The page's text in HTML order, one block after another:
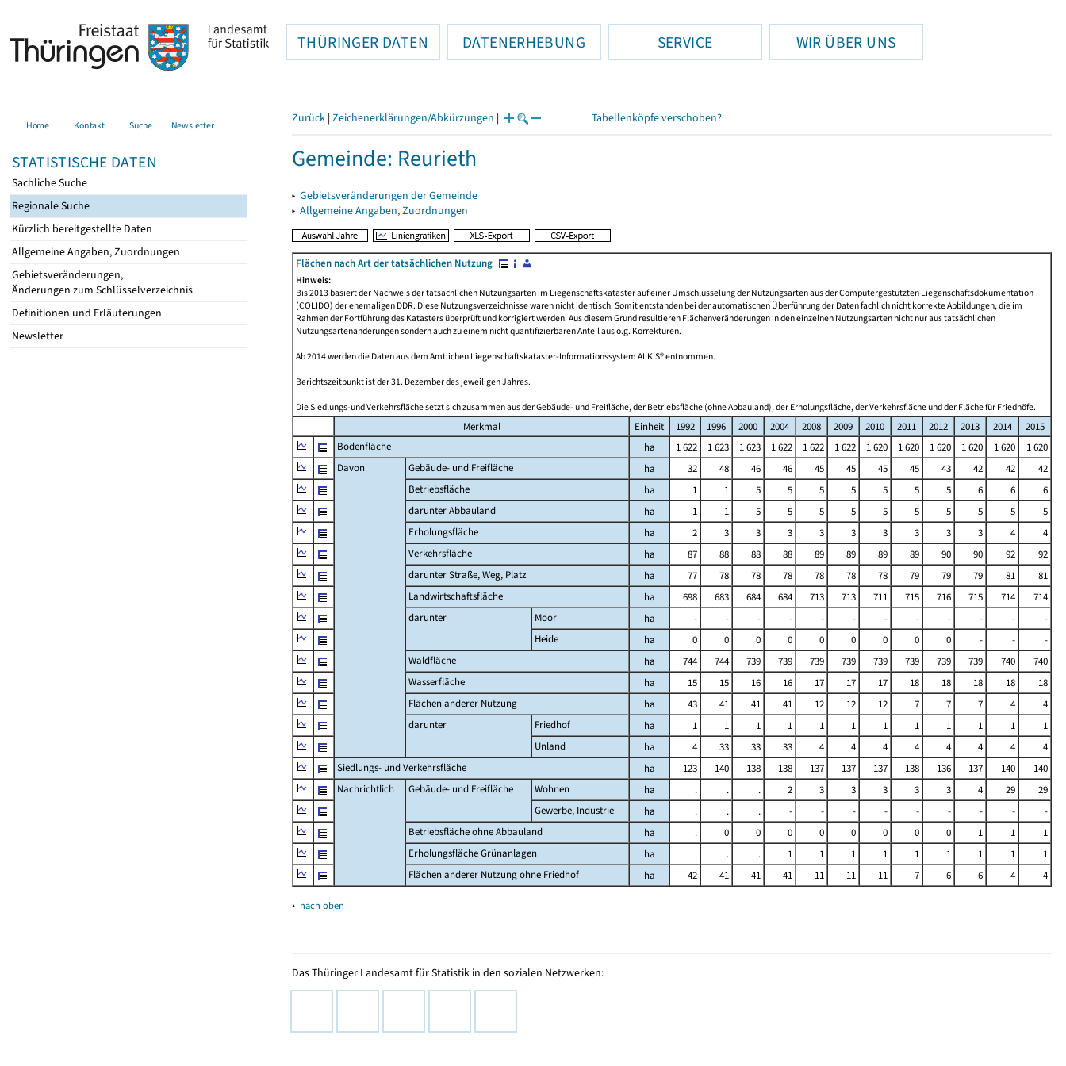
THÜRINGER DATEN DATENERHEBUNG SERVICE WIR ÜBER UNS
Home Kontakt Suche Newsletter
STATISTISCHE DATEN
Sachliche Suche
Regionale Suche
Kürzlich bereitgestellte Daten
Allgemeine Angaben, Zuordnungen
Gebietsveränderungen,
Änderungen zum Schlüsselverzeichnis
Definitionen und Erläuterungen
Newsletter
Zurück | Zeichenerklärungen/Abkürzungen | Tabellenköpfe verschoben?
Gemeinde: Reurieth
▸ Gebietsveränderungen der Gemeinde
▸ Allgemeine Angaben, Zuordnungen
Flächen nach Art der tatsächlichen Nutzung
Hinweis:
Bis 2013 basiert der Nachweis der tatsächlichen Nutzungsarten im Liegenschaftskataster auf einer Umschlüsselung der Nutzungsarten aus der Computergestützten Liegenschaftsdokumentation
(COLIDO) der ehemaligen DDR. Diese Nutzungsverzeichnisse waren nicht identisch. Somit entstanden bei der automatischen Überführung der Daten fachlich nicht korrekte Abbildungen, die im
Rahmen der Fortführung des Katasters überprüft und korrigiert werden. Aus diesem Grund resultieren Flächenveränderungen in den einzelnen Nutzungsarten nicht nur aus tatsächlichen
Nutzungsartenänderungen sondern auch zu einem nicht quantifizierbaren Anteil aus o.g. Korrekturen.
Ab 2014 werden die Daten aus dem Amtlichen Liegenschaftskataster-Informationssystem ALKIS® entnommen.
Berichtszeitpunkt ist der 31. Dezember des jeweiligen Jahres.
Die Siedlungs-und Verkehrsfläche setzt sich zusammen aus der Gebäude- und Freifläche, der Betriebsfläche (ohne Abbauland), der Erholungsfläche, der Verkehrsfläche und der Fläche für Friedhöfe.
Merkmal Einheit 1992 1996 2000 2004 2008 2009 2010 2011 2012 2013 2014
2015
Bodenfläche
ha 1 622 1 623 1 623 1 622 1 622 1 622 1 620 1 620 1 620 1 620 1 620
1 620
Davon
Gebäude- und Freifläche ha 32 48 46 46 45 45 45 45 43 42 42
42
Betriebsfläche
ha 1 1 5 5 5 5 5 5 5 6 6
6
darunter Abbauland
ha 1 1 5 5 5 5 5 5 5 5 5
5
Erholungsfläche
ha 2 3 3 3 3 3 3 3 3 3 4
4
Verkehrsfläche
ha 87 88 88 88 89 89 89 89 90 90 92
92
darunter Straße, Weg, Platz
ha 77 78 78 78 78 78 78 79 79 79 81
81
Landwirtschaftsfläche
ha 698 683 684 684 713 713 711 715 716 715 714
714
darunter
Moor ha - - - - - - - - - - -
-
Heide
ha 0 0 0 0 0 0 0 0 0 - -
-
Waldfläche
ha 744 744 739 739 739 739 739 739 739 739 740
740
Wasserfläche
ha 15 15 16 16 17 17 17 18 18 18 18
18
Flächen anderer Nutzung
ha 43 41 41 41 12 12 12 7 7 7 4
4
darunter
Friedhof ha 1 1 1 1 1 1 1 1 1 1 1
1
Unland
ha 4 33 33 33 4 4 4 4 4 4 4
4
Siedlungs- und Verkehrsfläche
ha 123 140 138 138 137 137 137 138 136 137 140
140
Nachrichtlich
Gebäude- und Freifläche Wohnen ha . . . 2 3 3 3 3 3 4 29
29
Gewerbe, Industrie
ha . . . - - - - - - - -
-
Betriebsfläche ohne Abbauland
ha . 0 0 0 0 0 0 0 0 1 1
1
Erholungsfläche Grünanlagen
ha . . . 1 1 1 1 1 1 1 1
1
Flächen anderer Nutzung ohne Friedhof
ha 42 41 41 41 11 11 11 7 6 6 4 4
▴ nach oben
Das Thüringer Landesamt für Statistik in den sozialen Netzwerken: